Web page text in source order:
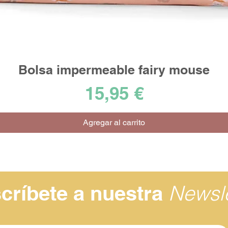
Vista rápida
Bolsa impermeable fairy mouse
Precio
15,95 €
Agregar al carrito
a nuestra